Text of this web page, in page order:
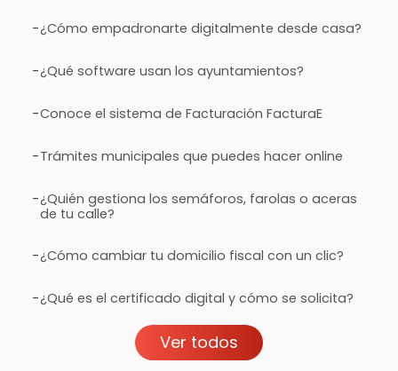
-¿Cómo empadronarte digitalmente desde casa?
-¿Qué software usan los ayuntamientos?
-Conoce el sistema de Facturación FacturaE
-Trámites municipales que puedes hacer online
-¿Quién gestiona los semáforos, farolas o aceras
de tu calle?
-¿Cómo cambiar tu domicilio fiscal con un clic?
-¿Qué es el certificado digital y cómo se solicita?
Ver todos